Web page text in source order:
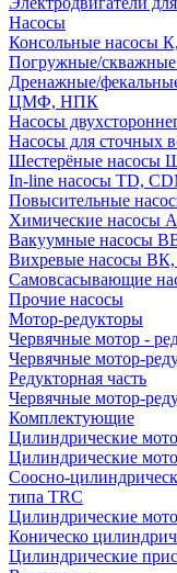
Насосы
Консольные
Погружные/
Дренажные/
ЦМФ, НПК
Насосы
Насосы для сточных
Шестерёные
In-line насосы TD,
Повысительные
Химические
Вакуумные насосы
Вихревые насосы
Самовсасывающие
Прочие насосы
Мотор-редукторы
Червячные мотор -
Червячные мотор-
Редукторная часть
Червячные мотор-
Комплектующие
Цилиндрические
Цилиндрические
Соосно-
типа TRC
Цилиндрические
Коническо
Цилиндрические